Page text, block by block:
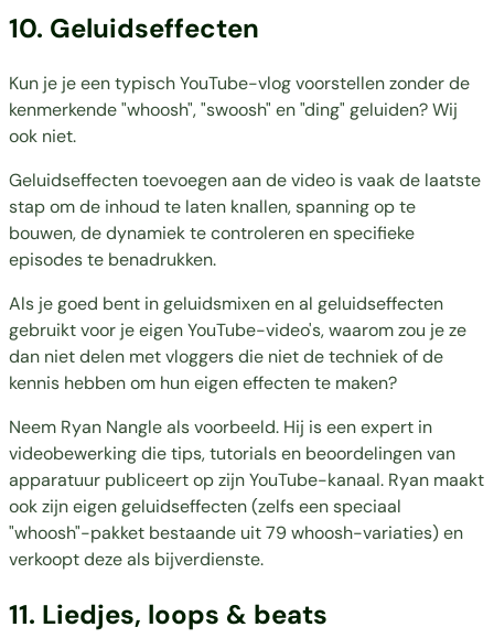
10. Geluidseffecten
Kun je je een typisch YouTube-vlog voorstellen zonder de
kenmerkende "whoosh", "swoosh" en "ding" geluiden? Wij
ook niet.
Geluidseffecten toevoegen aan de video is vaak de laatste
stap om de inhoud te laten knallen, spanning op te
bouwen, de dynamiek te controleren en specifieke
episodes te benadrukken.
Als je goed bent in geluidsmixen en al geluidseffecten
gebruikt voor je eigen YouTube-video's, waarom zou je ze
dan niet delen met vloggers die niet de techniek of de
kennis hebben om hun eigen effecten te maken?
Neem Ryan Nangle als voorbeeld. Hij is een expert in
videobewerking die tips, tutorials en beoordelingen van
apparatuur publiceert op zijn YouTube-kanaal. Ryan maakt
ook zijn eigen geluidseffecten (zelfs een speciaal
"whoosh"-pakket bestaande uit 79 whoosh-variaties) en
verkoopt deze als bijverdienste.
11. Liedjes, loops & beats